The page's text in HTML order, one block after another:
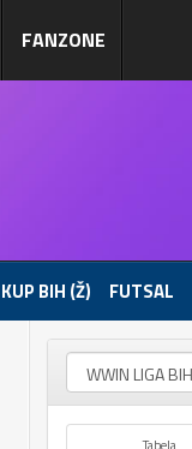
FANZONE
KUP BIH (Ž) FUTSAL